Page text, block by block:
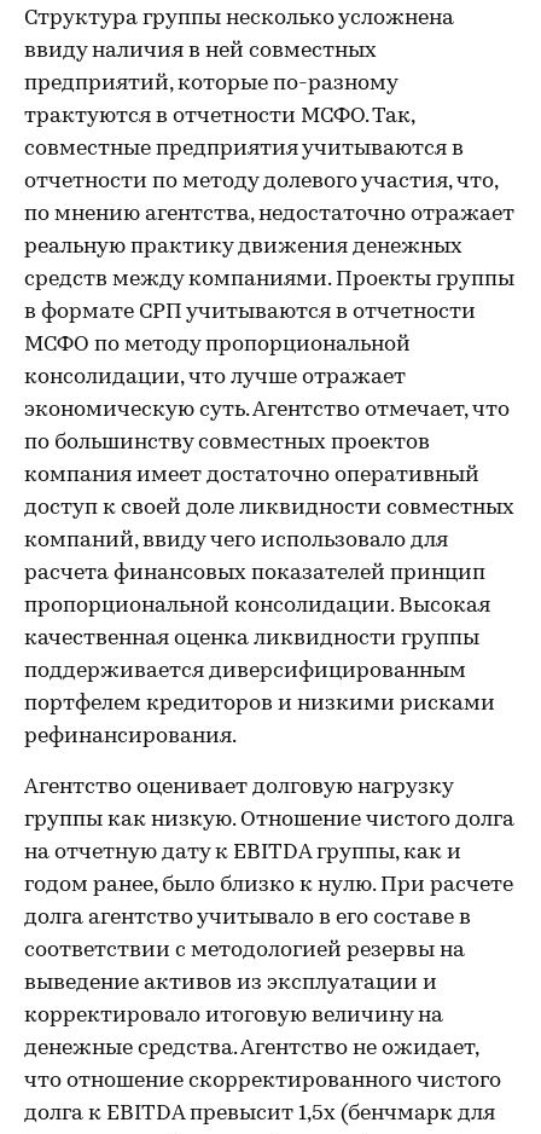
Структура группы несколько усложнена
ввиду наличия в ней совместных
предприятий, которые по-разному
трактуются в отчетности МСФО. Так,
совместные предприятия учитываются в
отчетности по методу долевого участия, что,
по мнению агентства, недостаточно отражает
реальную практику движения денежных
средств между компаниями. Проекты группы
в формате СРП учитываются в отчетности
МСФО по методу пропорциональной
консолидации, что лучше отражает
экономическую суть. Агентство отмечает, что
по большинству совместных проектов
компания имеет достаточно оперативный
доступ к своей доле ликвидности совместных
компаний, ввиду чего использовало для
расчета финансовых показателей принцип
пропорциональной консолидации. Высокая
качественная оценка ликвидности группы
поддерживается диверсифицированным
портфелем кредиторов и низкими рисками
рефинансирования.
Агентство оценивает долговую нагрузку
группы как низкую. Отношение чистого долга
на отчетную дату к EBITDA группы, как и
годом ранее, было близко к нулю. При расчете
долга агентство учитывало в его составе в
соответствии с методологией резервы на
выведение активов из эксплуатации и
корректировало итоговую величину на
денежные средства. Агентство не ожидает,
что отношение скорректированного чистого
долга к EBITDA превысит 1,5х (бенчмарк для